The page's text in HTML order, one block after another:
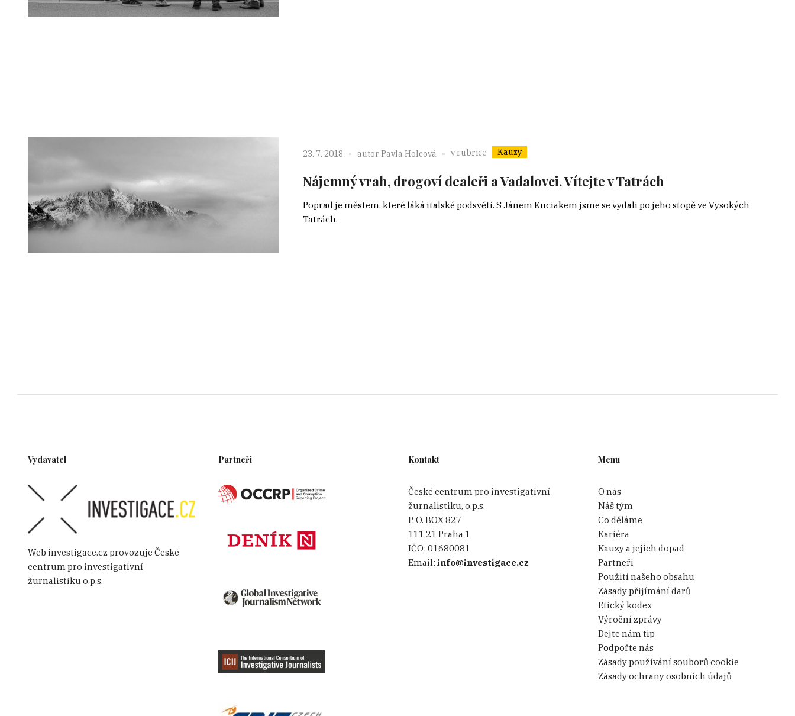
23. 7. 2018 autor Pavla Holcová v rubrice Kauzy
Nájemný vrah, drogoví dealeři a Vadalovci. Vítejte v Tatrách
Poprad je městem, které láká italské podsvětí. S Jánem Kuciakem jsme se vydali po jeho stopě ve Vysokých
Tatrách.
Vydavatel
Web investigace.cz provozuje České
centrum pro investigativní
žurnalistiku o.p.s.
Partneři Kontakt
České centrum pro investigativní
žurnalistiku, o.p.s.
P. O. BOX 827
111 21 Praha 1
IČO: 01680081
Email: info@investigace.cz
Menu
O nás
Náš tým
Co děláme
Kariéra
Kauzy a jejich dopad
Partneři
Použití našeho obsahu
Zásady přijímání darů
Etický kodex
Výroční zprávy
Dejte nám tip
Podpořte nás
Zásady používání souborů cookie
Zásady ochrany osobních údajů